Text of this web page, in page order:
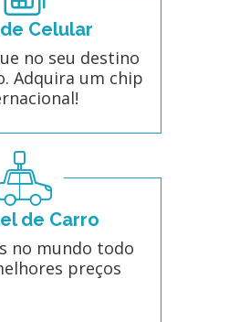
Celular
no seu destino
Adquira um chip
de Carro
no mundo todo
preços